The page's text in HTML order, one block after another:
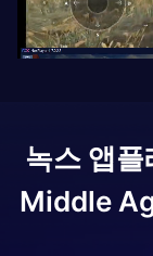
녹스 앱
Middle